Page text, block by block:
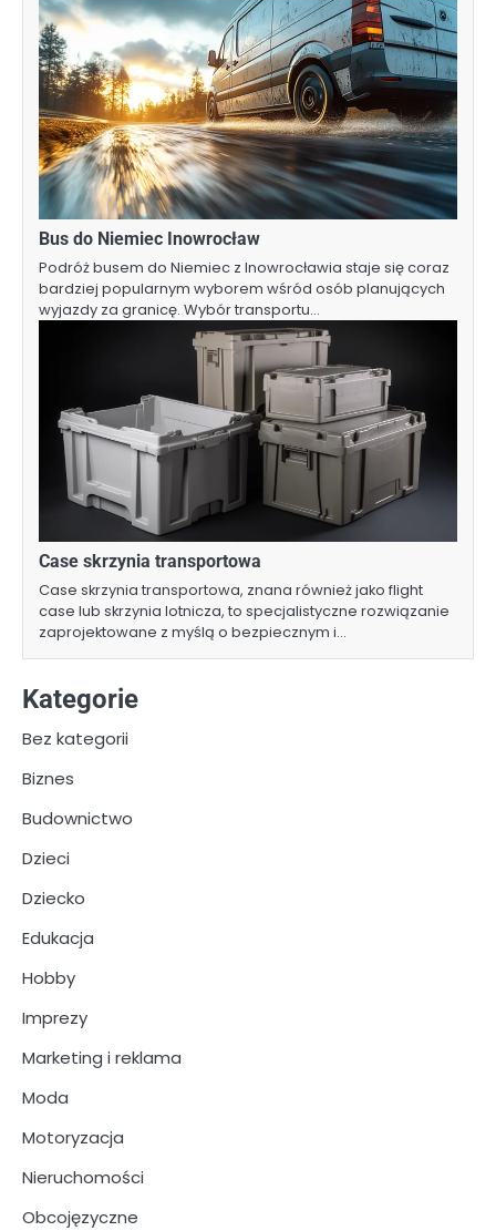
Bus do Niemiec Inowrocław
Podróż busem do Niemiec z Inowrocławia staje się coraz
bardziej popularnym wyborem wśród osób planujących
wyjazdy za granicę. Wybór transportu…
Case skrzynia transportowa
Case skrzynia transportowa, znana również jako flight
case lub skrzynia lotnicza, to specjalistyczne rozwiązanie
zaprojektowane z myślą o bezpiecznym i…
Kategorie
Bez kategorii
Biznes
Budownictwo
Dzieci
Dziecko
Edukacja
Hobby
Imprezy
Marketing i reklama
Moda
Motoryzacja
Nieruchomości
Obcojęzyczne